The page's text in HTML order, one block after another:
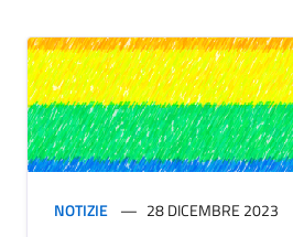
NOTIZIE 28 DICEMBRE 2023